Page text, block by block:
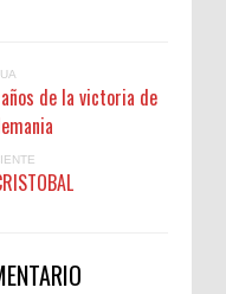
de la victoria de